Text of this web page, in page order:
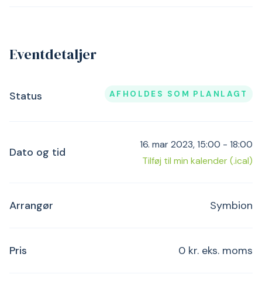
Eventdetaljer
Status AFHOLDES SOM PLANLAGT
Dato og tid
16. mar 2023, 15:00 - 18:00
Tilføj til min kalender (.ical)
Arrangør Symbion
Pris 0 kr. eks. moms